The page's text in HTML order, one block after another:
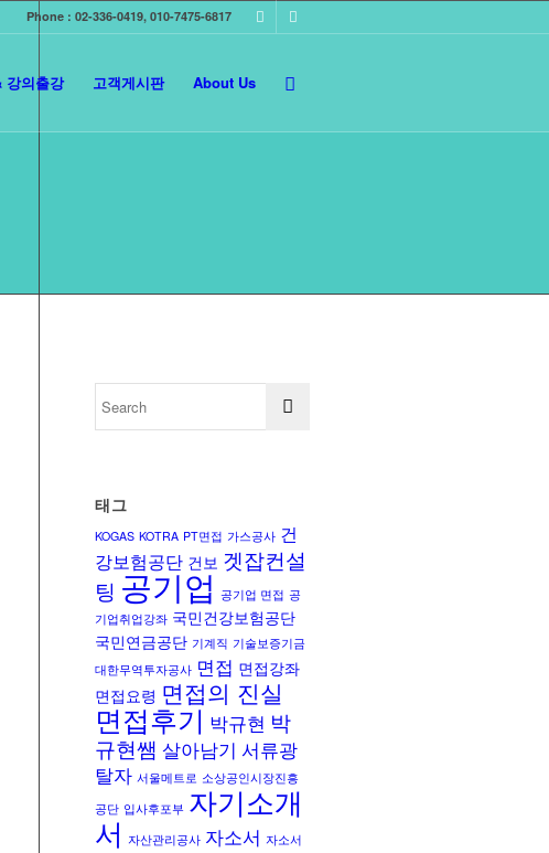
Phone : 02-336-0419, 010-7475-6817
강의출강 고객게시판 About Us
태그
KOGAS KOTRA PT면접 가스공사 건
강보험공단 건보 겟잡컨설
팅 공기업 공기업 면접 공
기업취업강좌 국민건강보험공단
국민연금공단 기계직 기술보증기금
대한무역투자공사 면접 면접강좌
면접요령 면접의 진실
면접후기 박규현 박
규현쌤 살아남기 서류광
탈자 서울메트로 소상공인시장진흥
공단 입사후포부 자기소개
서 자산관리공사 자소서 자소서